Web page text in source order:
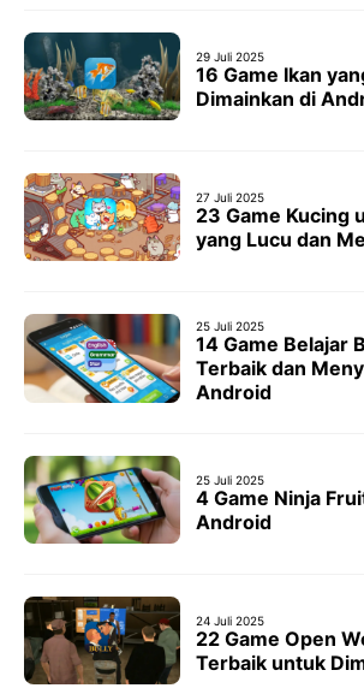
29 Juli 2025
16 Game Ikan
Dimainkan di
27 Juli 2025
23 Game Kucing
yang Lucu dan
25 Juli 2025
14 Game Belajar
Terbaik dan
Android
25 Juli 2025
4 Game Ninja
Android
24 Juli 2025
22 Game Open
Terbaik untuk